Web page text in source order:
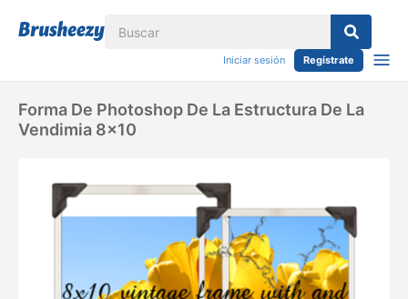
Iniciar sesión Regístrate
Forma De Photoshop De La Estructura De La
Vendimia 8x10